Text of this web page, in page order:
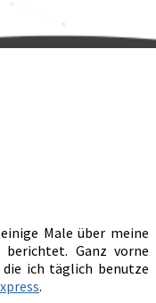
Male über meine
Ganz vorne
ich täglich benutze
.